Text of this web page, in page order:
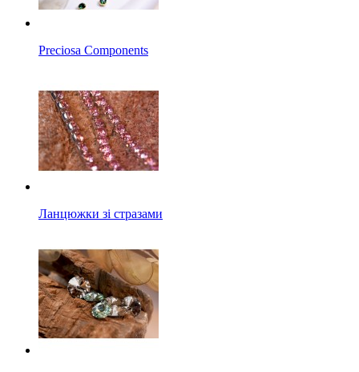
Preciosa Components
Ланцюжки зі стразами